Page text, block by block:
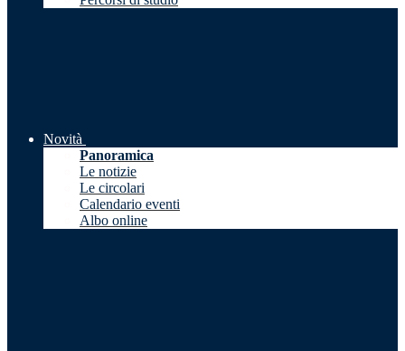
Novità
Panoramica
Le notizie
Le circolari
Calendario eventi
Albo online